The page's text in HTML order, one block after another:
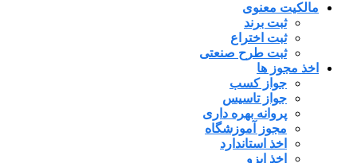
مالکیت معنوی
ثبت برند
ثبت اختراع
ثبت طرح صنعتی
اخذ مجوز ها
جواز کسب
جواز تاسیس
پروانه بهره داری
مجوز آموزشگاه
اخذ استاندارد
اخذ ایزو